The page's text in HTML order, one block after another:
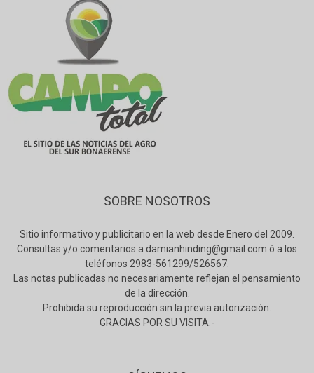
SOBRE NOSOTROS
Sitio informativo y publicitario en la web desde Enero del 2009.
Consultas y/o comentarios a damianhinding@gmail.com ó a los
teléfonos 2983-561299/526567.
Las notas publicadas no necesariamente reflejan el pensamiento
de la dirección.
Prohibida su reproducción sin la previa autorización.
GRACIAS POR SU VISITA.-